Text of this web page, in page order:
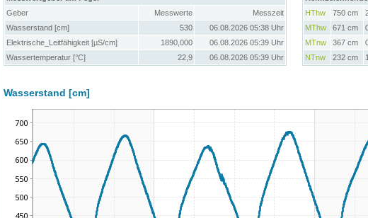
Geber
Messwerte
Messzeit
Wasserstand [cm]
530
06.08.2026 05:38 Uhr
Elektrische_Leitfähigkeit [µS/cm]
1890,000
06.08.2026 05:39 Uhr
Wassertemperatur [°C]
22,9 06.08.2026 05:39 Uhr
HThw
750 cm
MThw
671 cm
MTnw
367 cm
NTnw
232 cm
Wasserstand [cm]